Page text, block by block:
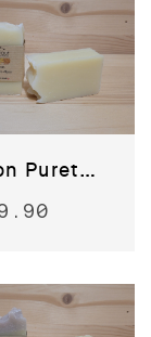
Savon Pureté des Alpes